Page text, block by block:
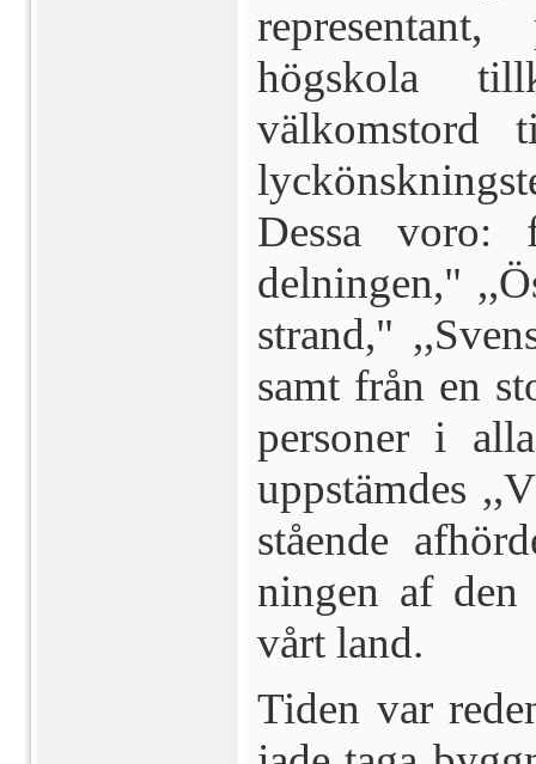
högskola
välkomstord
Dessa voro:
delningen,"
strand,"
samt från en
personer i
uppstämdes
stående
ningen af den
vårt land.
Tiden var